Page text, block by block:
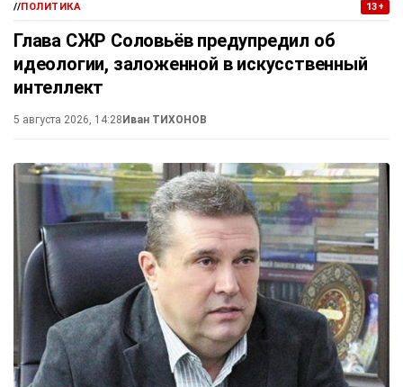
//ПОЛИТИКА 13+
Глава СЖР Соловьёв предупредил об
идеологии, заложенной в искусственный
интеллект
5 августа 2026, 14:28 Иван ТИХОНОВ